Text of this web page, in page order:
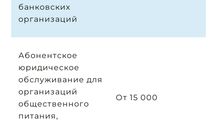
банковских
организаций
Абонентское
юридическое
обслуживание для
организаций
общественного
питания,
От 15 000